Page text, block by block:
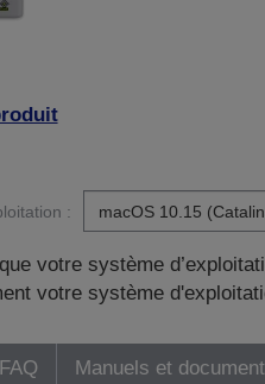
:
votre système
votre système
FAQ Manuels et